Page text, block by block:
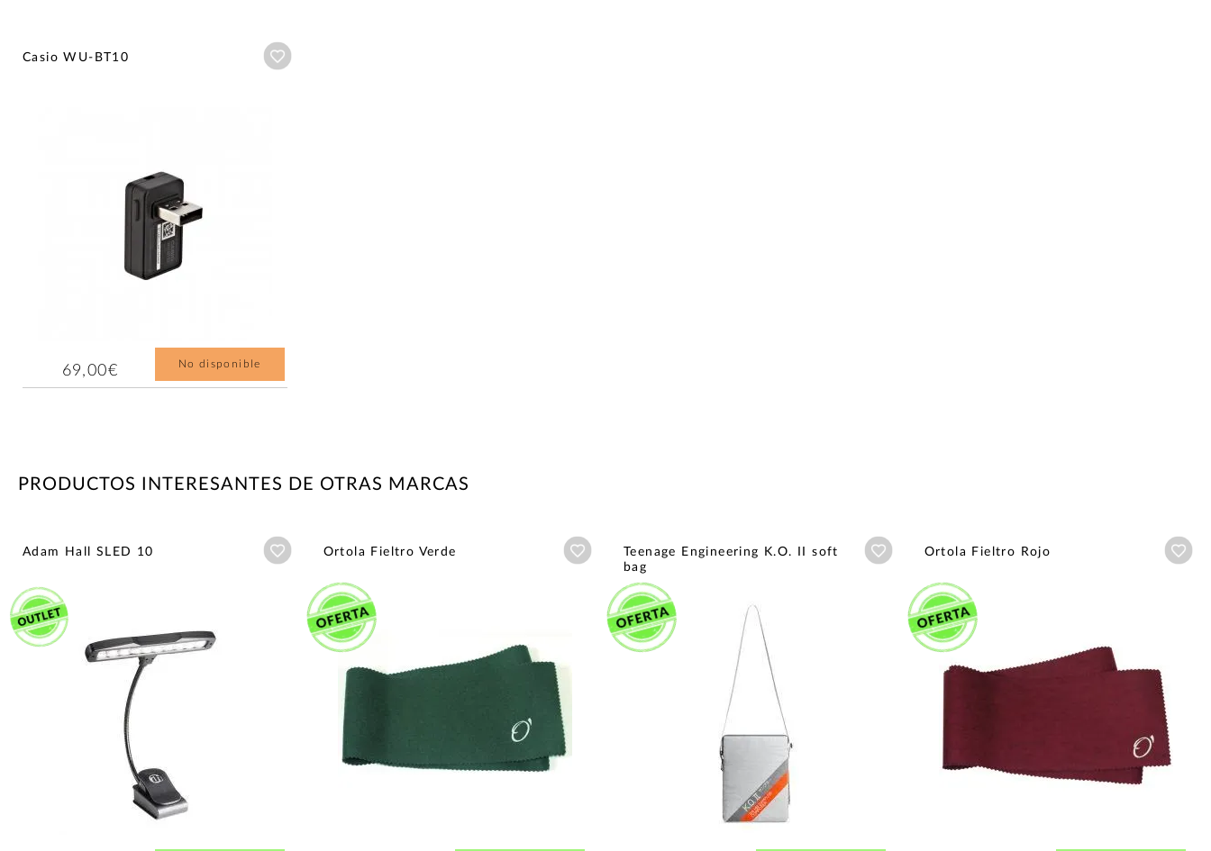
Casio WU-BT10
69,00€ No disponible
PRODUCTOS INTERESANTES DE OTRAS MARCAS
Adam Hall SLED 10 Añadir a wishlist
Ortola Fieltro Verde Añadir a wishlist
Teenage Engineering K.O. II soft
bag
Añadir a wishlist
Ortola Fieltro Rojo